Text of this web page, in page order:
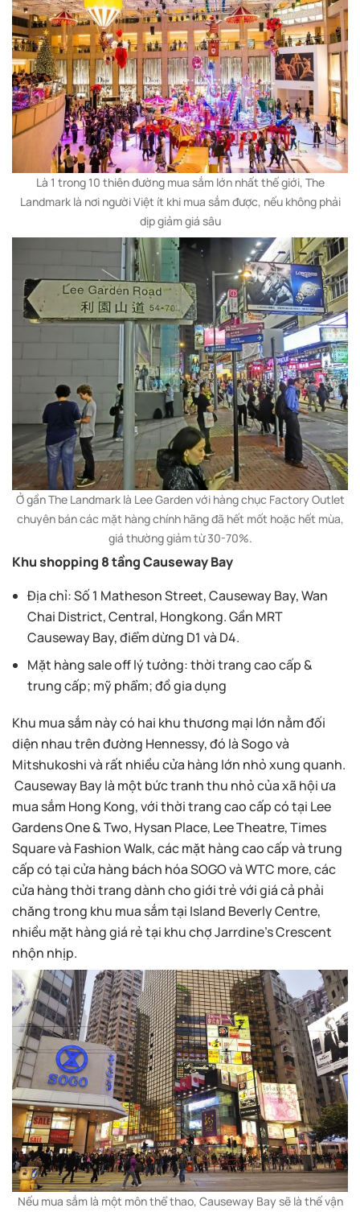
Là 1 trong 10 thiên đường mua sắm lớn nhất thế giới, The
Landmark là nơi người Việt ít khi mua sắm được, nếu không phải
dịp giảm giá sâu
Ở gần The Landmark là Lee Garden với hàng chục Factory Outlet
chuyên bán các mặt hàng chính hãng đã hết mốt hoặc hết mùa,
giá thường giảm từ 30-70%.
Khu shopping 8 tầngCauseway Bay
Địa chỉ: Số 1 Matheson Street, Causeway Bay, Wan
Chai District, Central, Hongkong. Gần MRT
Causeway Bay, điểm dừng D1 và D4.
Mặt hàng sale off lý tưởng: thời trang cao cấp &
trung cấp; mỹ phẩm; đồ gia dụng
Khu mua sắm này có hai khu thương mại lớn nằm đối
diện nhau trên đường Hennessy, đó là Sogo và
Mitshukoshi và rất nhiều cửa hàng lớn nhỏ xung quanh.
Causeway Bay là một bức tranh thu nhỏ của xã hội ưa
mua sắm Hong Kong, với thời trang cao cấp có tại Lee
Gardens One & Two, Hysan Place, Lee Theatre, Times
Square và Fashion Walk, các mặt hàng cao cấp và trung
cấp có tại cửa hàng bách hóa SOGO và WTC more, các
cửa hàng thời trang dành cho giới trẻ với giá cả phải
chăng trong khu mua sắm tại Island Beverly Centre,
nhiều mặt hàng giá rẻ tại khu chợ Jarrdine’s Crescent
nhộn nhịp.
Nếu mua sắm là một môn thể thao, Causeway Bay sẽ là thế vận